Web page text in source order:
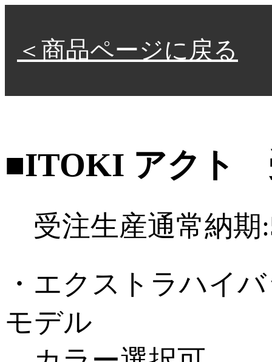
＜商品ページに戻る
■ITOKI アクト
受注生産通常納期
・エクストラハイ
モデル